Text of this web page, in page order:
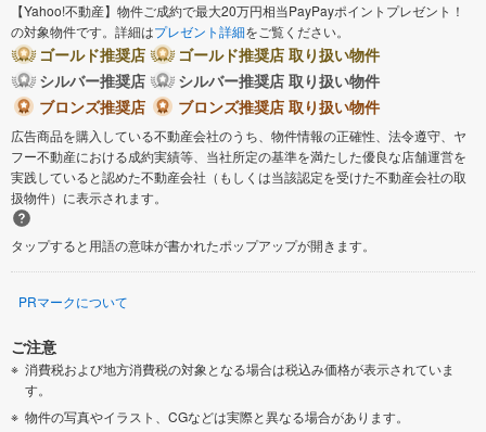
【Yahoo!不動産】物件ご成約で最大20万円相当PayPayポイントプレゼント！
の対象物件です。詳細はプレゼント詳細をご覧ください。
ゴールド推奨店
ゴールド推奨店 取り扱い物件
シルバー推奨店
シルバー推奨店 取り扱い物件
ブロンズ推奨店
ブロンズ推奨店 取り扱い物件
広告商品を購入している不動産会社のうち、物件情報の正確性、法令遵守、ヤ
フー不動産における成約実績等、当社所定の基準を満たした優良な店舗運営を
実践していると認めた不動産会社（もしくは当該認定を受けた不動産会社の取
扱物件）に表示されます。
タップすると用語の意味が書かれたポップアップが開きます。
PRマークについて
ご注意
消費税および地方消費税の対象となる場合は税込み価格が表示されていま
す。
物件の写真やイラスト、CGなどは実際と異なる場合があります。